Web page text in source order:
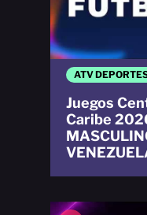
ATV
Juegos
Caribe